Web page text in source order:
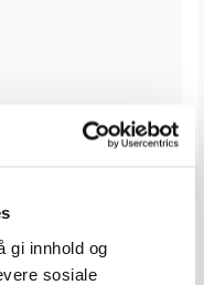
gi innhold og
sosiale